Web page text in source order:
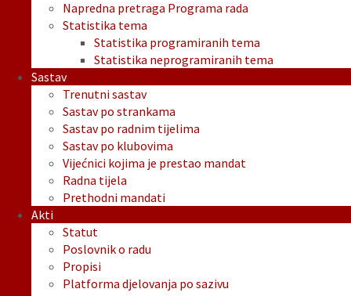
Napredna pretraga Programa rada
Statistika tema
Statistika programiranih tema
Statistika neprogramiranih tema
Sastav
Trenutni sastav
Sastav po strankama
Sastav po radnim tijelima
Sastav po klubovima
Vijećnici kojima je prestao mandat
Radna tijela
Prethodni mandati
Akti
Statut
Poslovnik o radu
Propisi
Platforma djelovanja po sazivu